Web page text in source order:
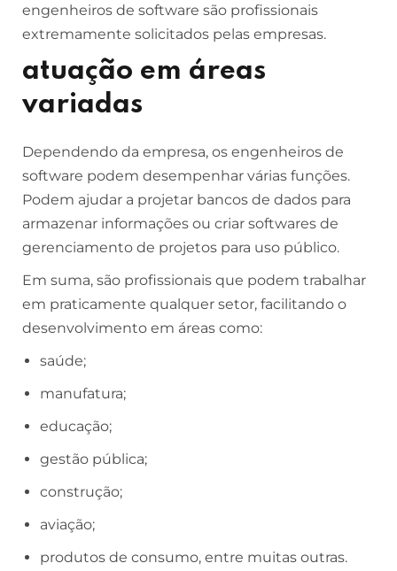
engenheiros de software são profissionais
extremamente solicitados pelas empresas.
atuação em áreas
variadas
Dependendo da empresa, os engenheiros de
software podem desempenhar várias funções.
Podem ajudar a projetar bancos de dados para
armazenar informações ou criar softwares de
gerenciamento de projetos para uso público.
Em suma, são profissionais que podem trabalhar
em praticamente qualquer setor, facilitando o
desenvolvimento em áreas como:
saúde;
manufatura;
educação;
gestão pública;
construção;
aviação;
produtos de consumo, entre muitas outras.